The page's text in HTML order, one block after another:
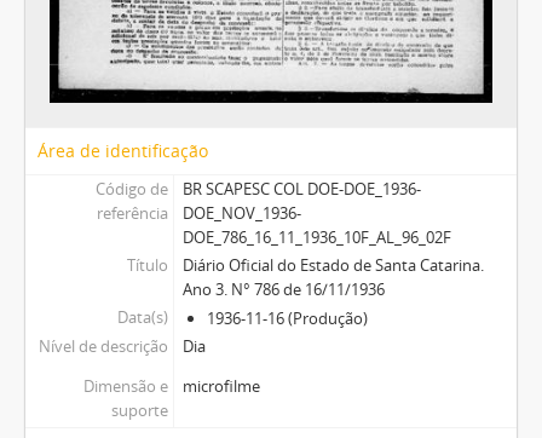
Área de identificação
Código de
referência
BR SCAPESC COL DOE-DOE_1936-
DOE_NOV_1936-
DOE_786_16_11_1936_10F_AL_96_02F
Título
Diário Oficial do Estado de Santa Catarina.
Ano 3. N° 786 de 16/11/1936
Data(s)
1936-11-16 (Produção)
Nível de descrição
Dia
Dimensão e
suporte
microfilme